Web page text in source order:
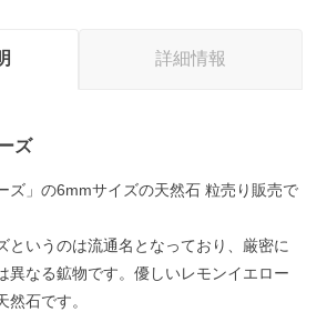
詳細情報
ズ
ズ」の6mmサイズの天然石 粒売り販売で
というのは流通名となっており、厳密に
異なる鉱物です。優しいレモンイエロー
然石です。